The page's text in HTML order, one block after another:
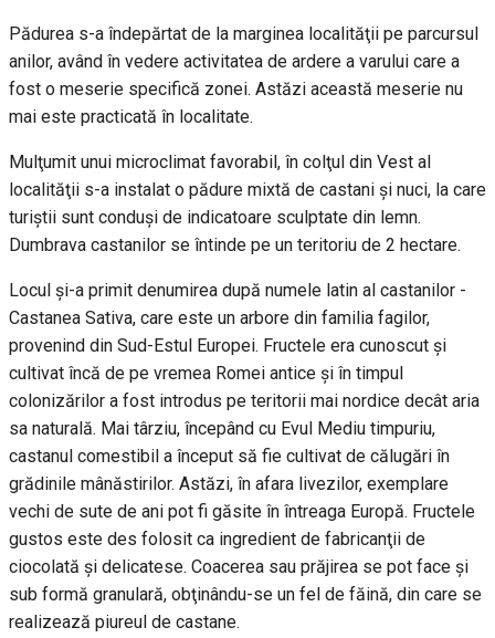
Pădurea s-a îndepărtat de la marginea localităţii pe parcursul
anilor, având în vedere activitatea de ardere a varului care a
fost o meserie specifică zonei. Astăzi această meserie nu
mai este practicată în localitate.
Mulţumit unui microclimat favorabil, în colţul din Vest al
localităţii s-a instalat o pădure mixtă de castani şi nuci, la care
turiştii sunt conduşi de indicatoare sculptate din lemn.
Dumbrava castanilor se întinde pe un teritoriu de 2 hectare.
Locul şi-a primit denumirea după numele latin al castanilor -
Castanea Sativa, care este un arbore din familia fagilor,
provenind din Sud-Estul Europei. Fructele era cunoscut şi
cultivat încă de pe vremea Romei antice şi în timpul
colonizărilor a fost introdus pe teritorii mai nordice decât aria
sa naturală. Mai târziu, începând cu Evul Mediu timpuriu,
castanul comestibil a început să fie cultivat de călugări în
grădinile mânăstirilor. Astăzi, în afara livezilor, exemplare
vechi de sute de ani pot fi găsite în întreaga Europă. Fructele
gustos este des folosit ca ingredient de fabricanţii de
ciocolată şi delicatese. Coacerea sau prăjirea se pot face şi
sub formă granulară, obţinându-se un fel de făină, din care se
realizează piureul de castane.